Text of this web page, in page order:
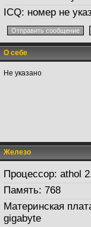
ICQ: номер не
О себе
Не указано
Железо
Процессор: athol
Память: 768
Материнская
gigabyte